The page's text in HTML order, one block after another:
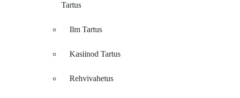
Tartus
Ilm Tartus
Kasiinod Tartus
Rehvivahetus